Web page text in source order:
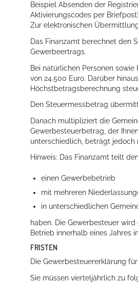
Beispiel Absenden der
Aktivierungscodes per
Zur elektronischen
Das Finanzamt berechnet den
Gewerbeertrags.
Bei natürlichen Personen
von 24.500 Euro. Darüber
Höchstbetragsberechnung
Den Steuermessbetrag
Danach multipliziert die
Gewerbesteuerbetrag, der
unterschiedlich, beträgt jedoch
Hinweis: Das Finanzamt teilt
einen Gewerbebetrieb
mit mehreren
in unterschiedlichen
haben. Die Gewerbesteuer
Betrieb innerhalb eines Jahres
FRISTEN
Die Gewerbesteuererklärung
Sie müssen vierteljährlich zu